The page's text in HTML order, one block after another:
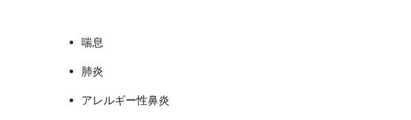
喘息
肺炎
アレルギー性鼻炎